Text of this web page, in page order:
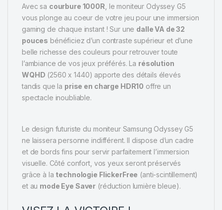
Avec sa courbure 1000R , le moniteur Odyssey G5
vous plonge au coeur de votre jeu pour une immersion
gaming de chaque instant ! Sur une dalle VA de 32
pouces bénéficiez d’un contraste supérieur et d’une
belle richesse des couleurs pour retrouver toute
l’ambiance de vos jeux préférés. La résolution
WQHD (2560 x 1440) apporte des détails élevés
tandis que la prise en charge HDR10 offre un
spectacle inoubliable.
Le design futuriste du moniteur Samsung Odyssey G5
ne laissera personne indifférent. Il dispose d’un cadre
et de bords fins pour servir parfaitement l’immersion
visuelle. Côté confort, vos yeux seront préservés
grâce à la technologie FlickerFree (anti-scintillement)
et au mode Eye Saver (réduction lumière bleue).